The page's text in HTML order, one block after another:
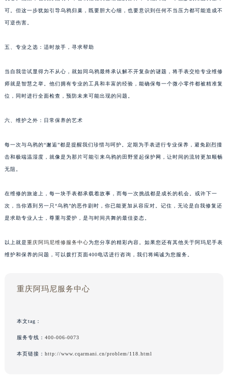
可。但这一步犹如引导乌鸦归巢，既要胆大心细，也要意识到任何不当压力都可能造成不
可逆伤害。
五、专业之选：适时放手，寻求帮助
当自我尝试显得力不从心，就如同乌鸦最终承认解不开复杂的谜题，将手表交给专业维修
师就是智慧之举。他们拥有专业的工具和丰富的经验，能确保每一个微小零件都被精准复
位，同时进行全面检查，预防未来可能出现的问题。
六、维护之外：日常保养的艺术
每一次与乌鸦的“邂逅”都是提醒我们珍惜与呵护。定期为手表进行专业保养，避免剧烈撞
击和极端温湿度，就像是为那片可能引来乌鸦的田野竖起保护网，让时间的流转更加顺畅
无阻。
在维修的旅途上，每一块手表都承载着故事，而每一次挑战都是成长的机会。或许下一
次，当你遇到另一只“乌鸦”的恶作剧时，你已能更加从容应对。记住，无论是自我修复还
是求助专业人士，尊重与爱护，是与时间共舞的最佳姿态。
以上就是重庆阿玛尼维修服务中心为您分享的精彩内容。如果您还有其他关于阿玛尼手表
维护和保养的问题，可以拨打页面400电话进行咨询，我们将竭诚为您服务。
重庆阿玛尼服务中心
本文tag：
服务专线： 400-006-0073
本页链接： http://www.cqarmani.cn/problem/118.html